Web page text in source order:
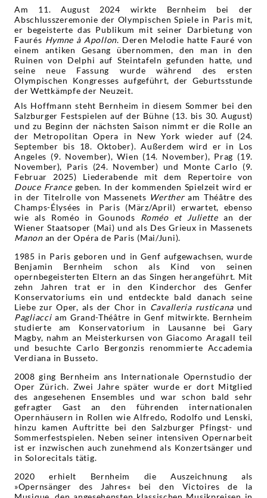
Am 11. August 2024 wirkte Bernheim bei der
Abschlusszeremonie der Olympischen Spiele in Paris mit,
er begeisterte das Publikum mit seiner Darbietung von
Faurés Hymne à Apollon. Deren Melodie hatte Fauré von
einem antiken Gesang übernommen, den man in den
Ruinen von Delphi auf Steintafeln gefunden hatte, und
seine neue Fassung wurde während des ersten
Olympischen Kongresses aufgeführt, der Geburtsstunde
der Wettkämpfe der Neuzeit.
Als Hoffmann steht Bernheim in diesem Sommer bei den
Salzburger Festspielen auf der Bühne (13. bis 30. August)
und zu Beginn der nächsten Saison nimmt er die Rolle an
der Metropolitan Opera in New York wieder auf (24.
September bis 18. Oktober). Außerdem wird er in Los
Angeles (9. November), Wien (14. November), Prag (19.
November), Paris (24. November) und Monte Carlo (9.
Februar 2025) Liederabende mit dem Repertoire von
Douce Francegeben. In der kommenden Spielzeit wird er
in der Titelrolle von Massenets Wertheram Théâtre des
Champs-Élysées in Paris (März/April) erwartet, ebenso
wie als Roméo in Gounods Roméo et Juliettean der
Wiener Staatsoper (Mai) und als Des Grieux in Massenets
Manonan der Opéra de Paris (Mai/Juni).
1985 in Paris geboren und in Genf aufgewachsen, wurde
Benjamin Bernheim schon als Kind von seinen
opernbegeisterten Eltern an das Singen herangeführt. Mit
zehn Jahren trat er in den Kinderchor des Genfer
Konservatoriums ein und entdeckte bald danach seine
Liebe zur Oper, als der Chor in Cavalleria rusticana und
Pagliacciam Grand-Théâtre in Genf mitwirkte. Bernheim
studierte am Konservatorium in Lausanne bei Gary
Magby, nahm an Meisterkursen von Giacomo Aragall teil
und besuchte Carlo Bergonzis renommierte Accademia
Verdiana in Busseto.
2008 ging Bernheim ans Internationale Opernstudio der
Oper Zürich. Zwei Jahre später wurde er dort Mitglied
des angesehenen Ensembles und war schon bald sehr
gefragter Gast an den führenden internationalen
Opernhäusern in Rollen wie Alfredo, Rodolfo und Lenski,
hinzu kamen Auftritte bei den Salzburger Pfingst- und
Sommerfestspielen. Neben seiner intensiven Opernarbeit
ist er inzwischen auch zunehmend als Konzertsänger und
in Solorecitals tätig.
2020 erhielt Bernheim die Auszeichnung als
»Opernsänger des Jahres« bei den Victoires de la